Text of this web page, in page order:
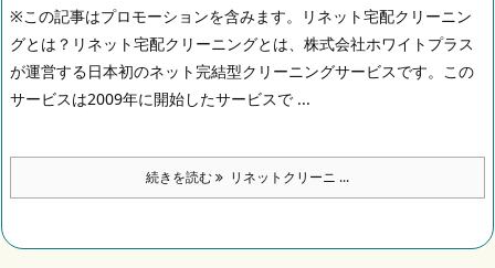
※この記事はプロモーションを含みます。
リネット宅配クリーニン
グとは？ リネット宅配クリーニングとは、株式会社ホワイトプラス
が運営する日本初のネット完結型クリーニングサービスです。この
サービスは2009年に開始したサービスで ...
続きを読む リネットクリーニ ...